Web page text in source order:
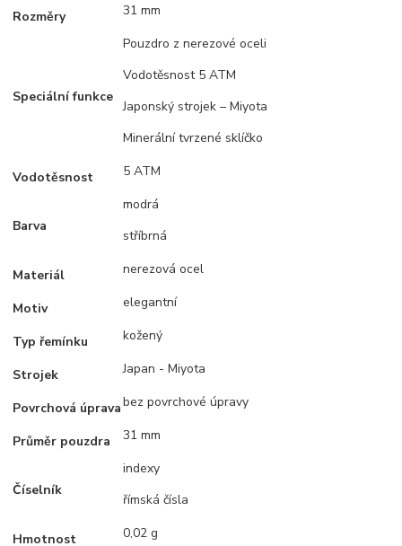
Rozměry 31 mm
Speciální funkce
Pouzdro z nerezové oceli
Vodotěsnost 5 ATM
Japonský strojek – Miyota
Minerální tvrzené sklíčko
Vodotěsnost 5 ATM
Barva
modrá
stříbrná
Materiál nerezová ocel
Motiv elegantní
Typ řemínku kožený
Strojek Japan - Miyota
Povrchová úpravabez povrchové úpravy
Průměr pouzdra 31 mm
Číselník
indexy
římská čísla
Hmotnost 0,02 g